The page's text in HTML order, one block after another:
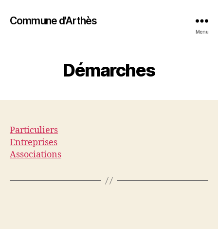
Commune d'Arthès
Menu
Démarches
Particuliers
Entreprises
Associations